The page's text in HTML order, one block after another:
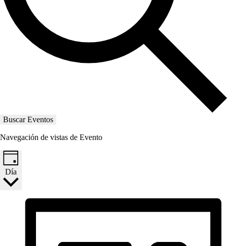
Buscar Eventos
Navegación de vistas de Evento
Día